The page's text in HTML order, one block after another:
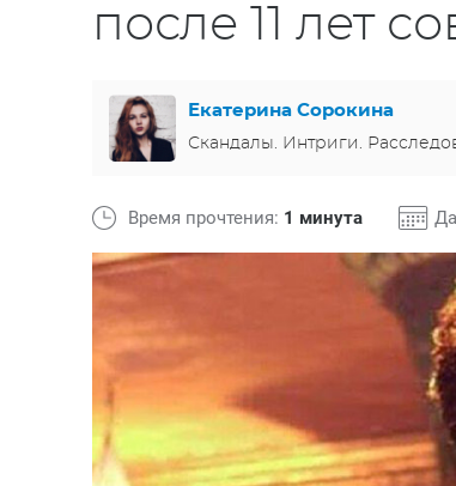
после 11 лет
Екатерина Сорокина
Скандалы. Интриги.
Время прочтения: 1 минута